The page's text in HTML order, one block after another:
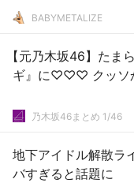
BABYMETALIZE
【元乃木坂46】たま
ギ』に♡♡♡ クッソ
乃木坂46まとめ 1/46
地下アイドル解散ラ
バすぎると話題に